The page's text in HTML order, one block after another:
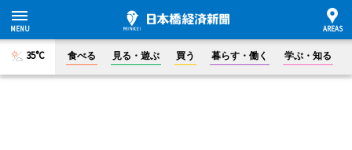
35°C 食べる 見る・遊ぶ 買う 暮らす・働く 学ぶ・知る